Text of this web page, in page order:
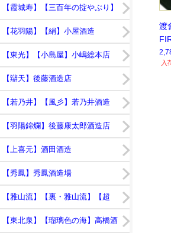
渡
入
日】鯉川酒造
【霞城寿】【三百年の掟やぶり】
寿虎屋酒造
【花羽陽】【絹】小屋酒造
【東光】【小島屋】小嶋総本店
【辯天】後藤酒造店
【若乃井】【風彡】若乃井酒造
【羽陽錦爛】後藤康太郎酒造店
【上喜元】酒田酒造
【秀鳳】秀鳳酒造場
【雅山流】【裏・雅山流】【超
裏・雅山流】新藤酒造店
【東北泉】【瑠璃色の海】高橋酒